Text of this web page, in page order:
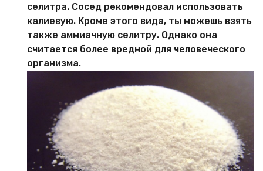
селитра. Сосед рекомендовал использовать
калиевую. Кроме этого вида, ты можешь взять
также аммиачную селитру. Однако она
считается более вредной для человеческого
организма.